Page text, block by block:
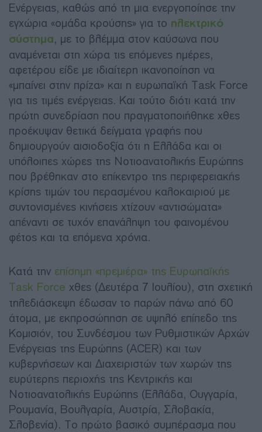
Ενέργειας, καθώς από τη μια ενεργοποίησε την
εγχώρια «ομάδα κρούσης» για το ηλεκτρικό
σύστημα, με το βλέμμα στον καύσωνα που
αναμένεται στη χώρα τις επόμενες ημέρες,
αφετέρου είδε με ιδιαίτερη ικανοποίηση να
«μπαίνει στην πρίζα» και η ευρωπαϊκή Task Force
για τις τιμές ενέργειας. Και τούτο διότι κατά την
πρώτη συνεδρίαση που πραγματοποιήθηκε χθες
προέκυψαν θετικά δείγματα γραφής που
δημιουργούν αισιοδοξία ότι η Ελλάδα και οι
υπόλοιπες χώρες της Νοτιοανατολικής Ευρώπης
που βρέθηκαν στο επίκεντρο της περιφερειακής
κρίσης τιμών του περασμένου καλοκαιριού με
συντονισμένες κινήσεις χτίζουν «αντισώματα»
απέναντι σε τυχόν επανάληψη του φαινομένου
φέτος και τα επόμενα χρόνια.
Κατά την επίσημη «πρεμιέρα» της Ευρωπαϊκής
Task Force χθες (Δευτέρα 7 Ιουλίου), στη σχετική
τηλεδιάσκεψη έδωσαν το παρών πάνω από 60
άτομα, με εκπροσώπηση σε υψηλό επίπεδο της
Κομισιόν, του Συνδέσμου των Ρυθμιστικών Αρχών
Ενέργειας της Ευρώπης (ACER) και των
κυβερνήσεων και Διαχειριστών των χωρών της
ευρύτερης περιοχής της Κεντρικής και
Νοτιοανατολικής Ευρώπης (Ελλάδα, Ουγγαρία,
Ρουμανία, Βουλγαρία, Αυστρία, Σλοβακία,
Σλοβενία). Το πρώτο βασικό συμπέρασμα που